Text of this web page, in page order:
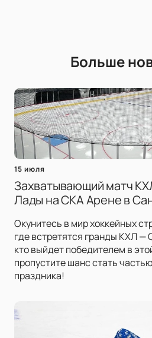
Больше
15 июля
Захватывающий матч
Лады на СКА Арене в
Окунитесь в мир хоккейных
где встретятся гранды КХЛ —
кто выйдет победителем в
пропустите шанс стать
праздника!